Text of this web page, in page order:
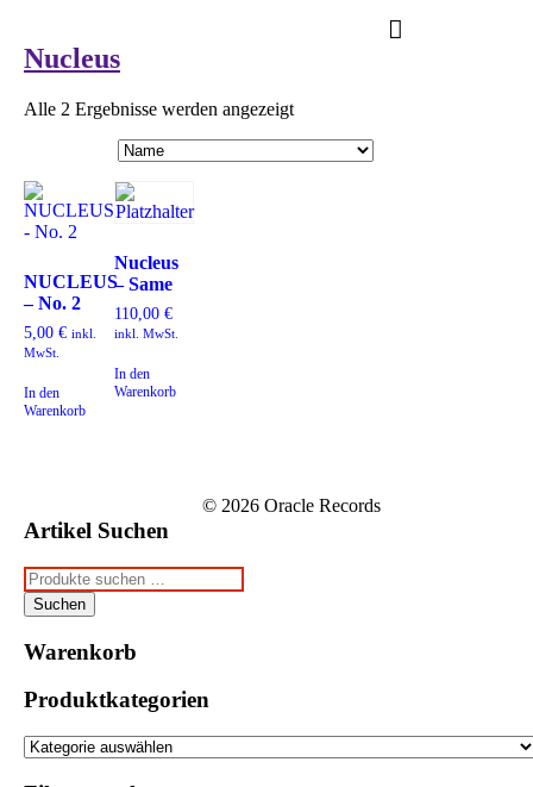
Nucleus
Alle 2 Ergebnisse werden angezeigt
NUCLEUS
– No. 2
5,00 € inkl.
MwSt.
In den
Warenkorb
Nucleus
– Same
110,00 €
inkl. MwSt.
In den
Warenkorb
Artikel Suchen
Suchen
nach:
Suchen
Warenkorb
Produktkategorien
© 2026 Oracle Records